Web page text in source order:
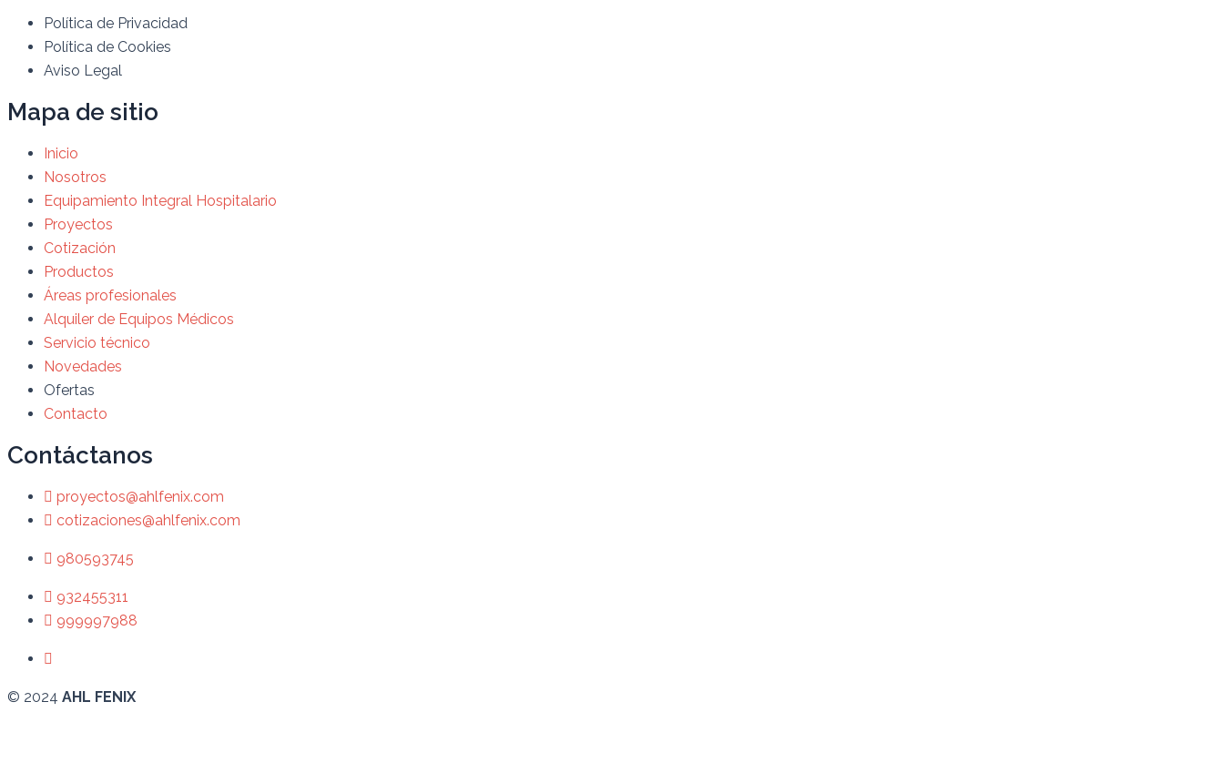
Política de Privacidad
Política de Cookies
Aviso Legal
Mapa de sitio
Inicio
Nosotros
Equipamiento Integral Hospitalario
Proyectos
Cotización
Productos
Áreas profesionales
Alquiler de Equipos Médicos
Servicio técnico
Novedades
Ofertas
Contacto
Contáctanos
proyectos@ahlfenix.com
cotizaciones@ahlfenix.com
980593745
932455311
999997988
© 2024 AHL FENIX